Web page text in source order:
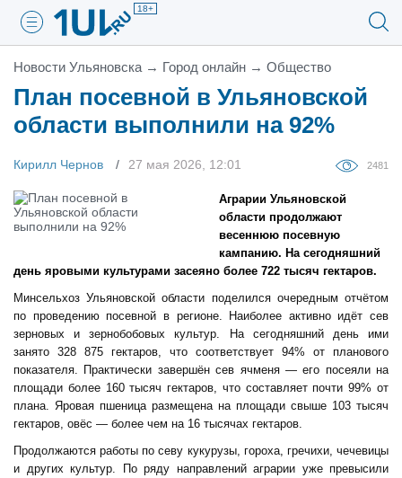
18+
Новости Ульяновска → Город онлайн → Общество
План посевной в Ульяновской
области выполнили на 92%
Кирилл Чернов 27 мая 2026, 12:01 2481
Аграрии Ульяновской
области продолжают
весеннюю посевную
кампанию. На сегодняшний
день яровыми культурами засеяно более 722 тысяч гектаров.
Минсельхоз Ульяновской области поделился очередным отчётом
по проведению посевной в регионе. Наиболее активно идёт сев
зерновых и зернобобовых культур. На сегодняшний день ими
занято 328 875 гектаров, что соответствует 94% от планового
показателя. Практически завершён сев ячменя — его посеяли на
площади более 160 тысяч гектаров, что составляет почти 99% от
плана. Яровая пшеница размещена на площади свыше 103 тысяч
гектаров, овёс — более чем на 16 тысячах гектаров.
Продолжаются работы по севу кукурузы, гороха, гречихи, чечевицы
и других культур. По ряду направлений аграрии уже превысили